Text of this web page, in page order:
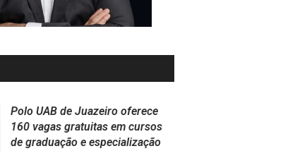
Polo UAB de Juazeiro oferece
160 vagas gratuitas em cursos
de graduação e especialização